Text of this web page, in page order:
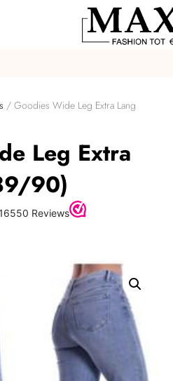
/ Goodies Wide Leg Extra Lang
Leg Extra
90)